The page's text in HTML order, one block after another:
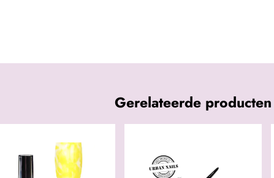
Gerelateerde producten